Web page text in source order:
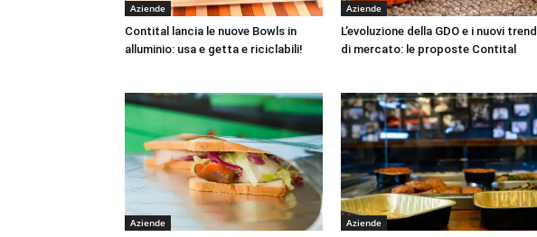
Aziende
Contital lancia le nuove Bowls in
alluminio: usa e getta e riciclabili!
Aziende
L’evoluzione della GDO e i nuovi trend
di mercato: le proposte Contital
Aziende Aziende